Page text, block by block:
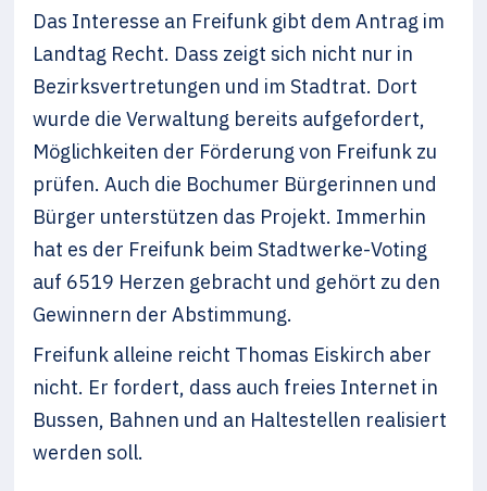
Das Interesse an Freifunk gibt dem Antrag im
Landtag Recht. Dass zeigt sich nicht nur in
Bezirksvertretungen und im Stadtrat. Dort
wurde die Verwaltung bereits aufgefordert,
Möglichkeiten der Förderung von Freifunk zu
prüfen. Auch die Bochumer Bürgerinnen und
Bürger unterstützen das Projekt. Immerhin
hat es der Freifunk beim Stadtwerke-Voting
auf 6519 Herzen gebracht und gehört zu den
Gewinnern der Abstimmung.
Freifunk alleine reicht Thomas Eiskirch aber
nicht. Er fordert, dass auch freies Internet in
Bussen, Bahnen und an Haltestellen realisiert
werden soll.